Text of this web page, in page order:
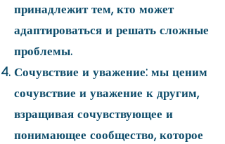
принадлежит тем, кто может
адаптироваться и решать сложные
проблемы.
Сочувствие и уважение: мы ценим
сочувствие и уважение к другим,
взращивая сочувствующее и
понимающее сообщество, которое